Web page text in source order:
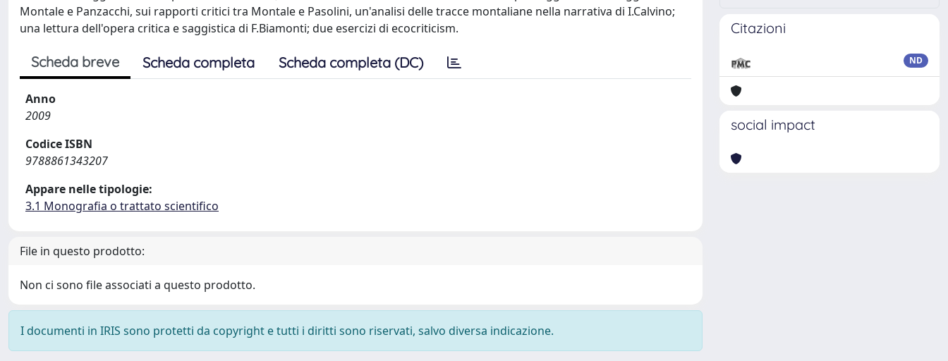
Montale e Panzacchi, sui rapporti critici tra Montale e Pasolini, un'analisi delle tracce montaliane nella narrativa di I.Calvino;
una lettura dell'opera critica e saggistica di F.Biamonti; due esercizi di ecocriticism.
Scheda breve Scheda completa Scheda completa (DC)
Anno
2009
Codice ISBN
9788861343207
Appare nelle tipologie:
3.1 Monografia o trattato scientifico
File in questo prodotto:
Non ci sono file associati a questo prodotto.
I documenti in IRIS sono protetti da copyright e tutti i diritti sono riservati, salvo diversa indicazione.
Citazioni
ND
social impact